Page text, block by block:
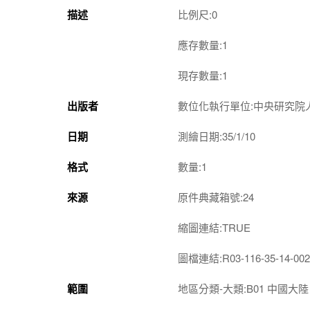
描述 比例尺:0
應存數量:1
現存數量:1
出版者 數位化執行單位:中央研究
日期 測繪日期:35/1/10
格式 數量:1
來源 原件典藏箱號:24
縮圖連結:TRUE
圖檔連結:R03-116-35-14-
範圍 地區分類-大類:B01 中國大陸